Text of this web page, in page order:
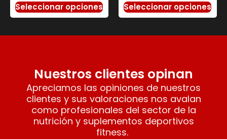
Seleccionar opciones Seleccionar opciones
Nuestros clientes opinan
Apreciamos las opiniones de nuestros
clientes y sus valoraciones nos avalan
como profesionales del sector de la
nutrición y suplementos deportivos
fitness.